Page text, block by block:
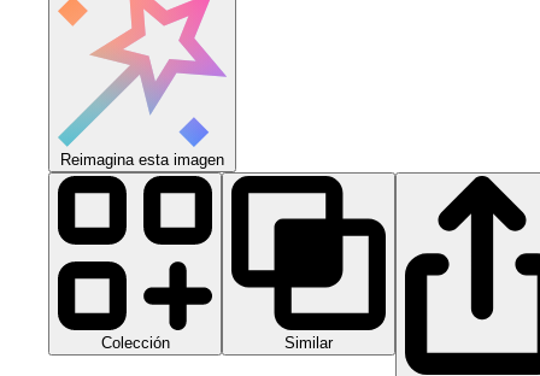
Reimagina esta imagen
Colección Similar